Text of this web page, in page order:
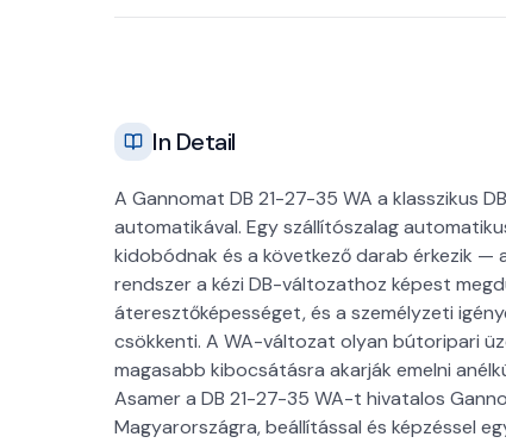
In Detail
A Gannomat DB 21-27-35 WA a klasszikus
automatikával. Egy szállítószalag
kidobódnak és a következő darab érkezik —
rendszer a kézi DB-változathoz képest
áteresztőképességet, és a személyzeti
csökkenti. A WA-változat olyan bútoripari
magasabb kibocsátásra akarják emelni
Asamer a DB 21-27-35 WA-t hivatalos
Magyarországra, beállítással és képzéssel